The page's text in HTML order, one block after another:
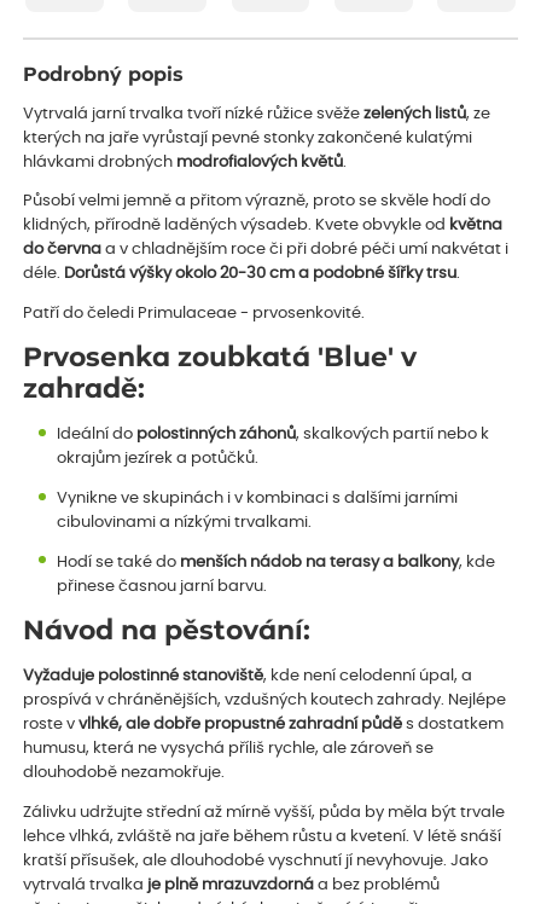
Podrobný popis
Vytrvalá jarní trvalka tvoří nízké růžice svěžezelených listů, ze
kterých na jaře vyrůstají pevné stonky zakončené kulatými
hlávkami drobných modrofialových květů
Působí velmi jemně a přitom výrazně, proto se skvěle hodí do
klidných, přírodně laděných výsadeb. Kvete obvykle od května
do června a v chladnějším roce či při dobré péči umí nakvétat i
déle. Dorůstá výšky okolo 20-30 cm a podobné šířky trsu.
Patří do čeledi Primulaceae - prvosenkovité.
Prvosenka zoubkatá 'Blue' v
zahradě:
Ideální do polostinných záhonů, skalkových partií nebo k
okrajům jezírek a potůčků.
Vynikne ve skupinách i v kombinaci s dalšími jarními
cibulovinami a nízkými trvalkami.
Hodí se také do menších nádob na terasy a balkony, kde
přinese časnou jarní barvu.
Návod na pěstování:
Vyžaduje polostinné stanoviště, kde není celodenní úpal, a
prospívá v chráněnějších, vzdušných koutech zahrady. Nejlépe
roste vvlhké, ale dobře propustné zahradní půdě s dostatkem
humusu, která ne vysychá příliš rychle, ale zároveň se
dlouhodobě nezamokřuje.
Zálivku udržujte střední až mírně vyšší, půda by měla být trvale
lehce vlhká, zvláště na jaře během růstu a kvetení. V létě snáší
kratší přísušek, ale dlouhodobé vyschnutí jí nevyhovuje. Jako
vytrvalá trvalka je plně mrazuvzdorná a bez problémů